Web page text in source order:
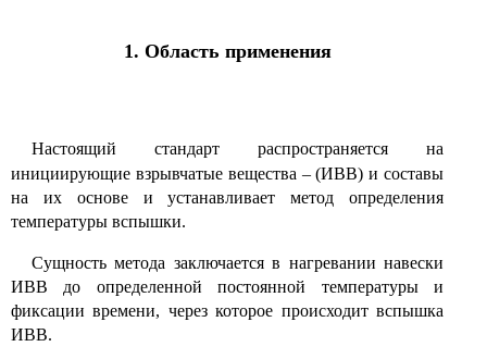
1. Область применения
Настоящий стандарт распространяется на
инициирующие взрывчатые вещества – (ИВВ) и составы
на их основе и устанавливает метод определения
температуры вспышки.
Сущность метода заключается в нагревании навески
ИВВ до определенной постоянной температуры и
фиксации времени, через которое происходит вспышка
ИВВ.